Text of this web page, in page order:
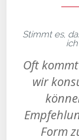
Stimmt es,
Oft
wir
Form